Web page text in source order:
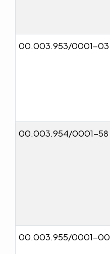
00.003.953/0001-03
00.003.954/0001-58
00.003.955/0001-00